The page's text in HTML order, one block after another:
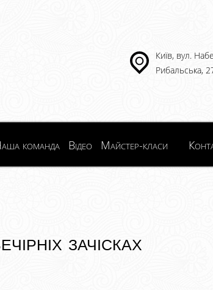
Київ, вул.
Рибальська,
команда Відео Майстер-класи
зачісках